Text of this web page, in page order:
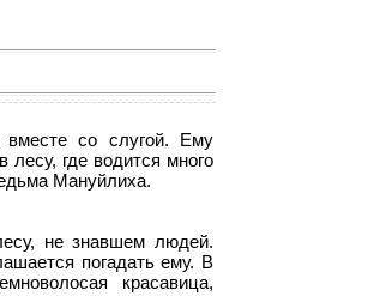
со слугой. Ему
лесу, где водится много
Мануйлиха.
не знавшем людей.
погадать ему. В
красавица,